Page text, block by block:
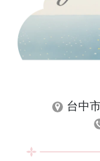
台中